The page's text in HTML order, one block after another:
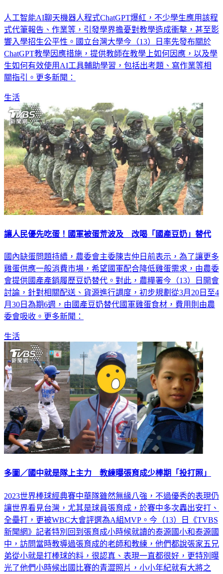
人工智能AI聊天機器人程式ChatGPT爆紅，不少學生應用該程
式代筆報告、作業等，引發學界擔憂對教學造成衝擊，甚至影
響入學招生公平性。國立台灣大學今（13）日率先發布關於
ChatGPT教學因應措施，提供教師在教學上如何因應，以及學
生如何有效使用AI工具輔助學習，包括出考題、寫作業等相
生活
國內缺蛋問題持續，農委會主委陳吉仲日前表示，為了讓更多
雞蛋供應一般消費市場，希望國軍配合降低雞蛋需求，由農委
會提供國產產銷履歷豆奶替代。對此，農糧署今（13）日開會
討論，針對相關配送、貨源進行調度，初步規劃從3月20日至4
月30日為期6週，由國產豆奶替代國軍雞蛋食材，費用則由農
生活
2023世界棒球經典賽中華隊雖然無緣八強，不過優秀的表現仍
讓世界看見台灣，尤其是球員張育成，於賽中多次轟出安打、
全壘打，更被WBC大會評選為A組MVP。今（13）日《TVBS
新聞網》記者特別回到張育成小時候就讀的泰源國小和泰源國
中，訪問當時教導過張育成的老師和教練，他們都說張家五兄
弟從小就是打棒球的料，很認真、表現一直都很好，更特別曝